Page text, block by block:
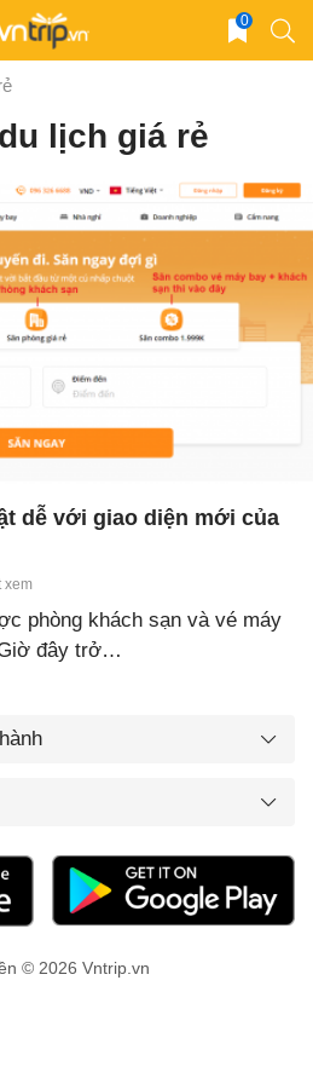
0
lịch giá rẻ
dễ với giao diện mới của
xem
phòng khách sạn và vé máy
đây trở…
© 2026 Vntrip.vn